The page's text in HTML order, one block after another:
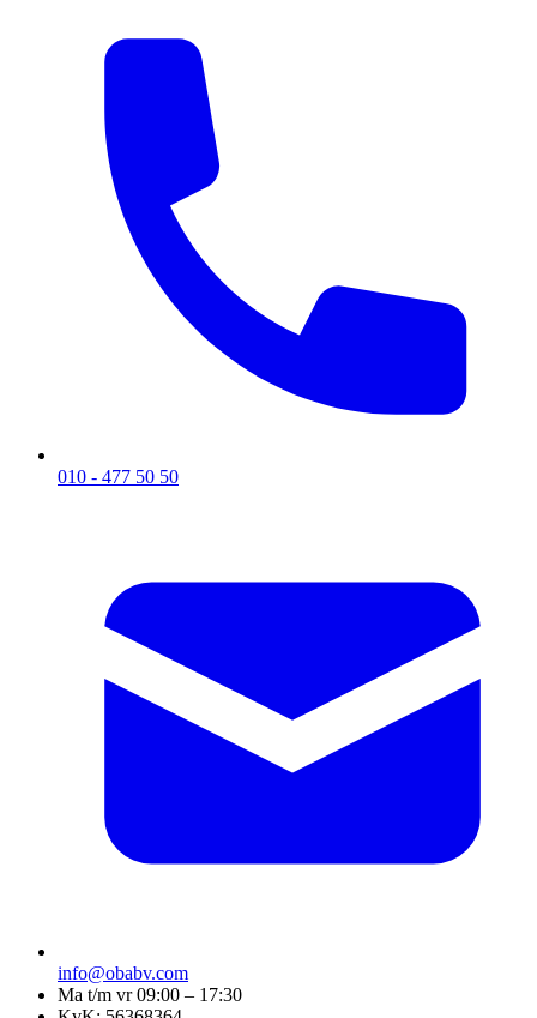
010 - 477 50 50
info@obabv.com
Ma t/m vr 09:00 – 17:30